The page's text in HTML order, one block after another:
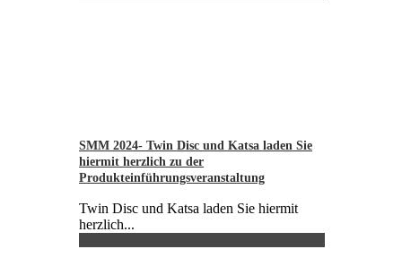
SMM 2024- Twin Disc und Katsa laden Sie
hiermit herzlich zu der
Produkteinführungsveranstaltung
Twin Disc und Katsa laden Sie hiermit
herzlich...